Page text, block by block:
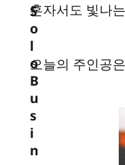
혼자서도 빛나
오늘의 주인공은
S
o
l
o
B
u
s
i
n